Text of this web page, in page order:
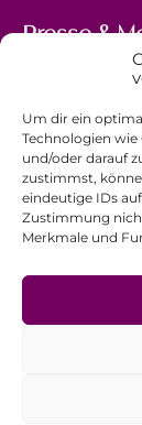
Um dir ein
Technologien
und/oder darauf
zustimmst,
eindeutige IDs
Zustimmung
Merkmale und
Presse &
5, avenue
+352 44 743
Spenden
Impressum
Allgemeine